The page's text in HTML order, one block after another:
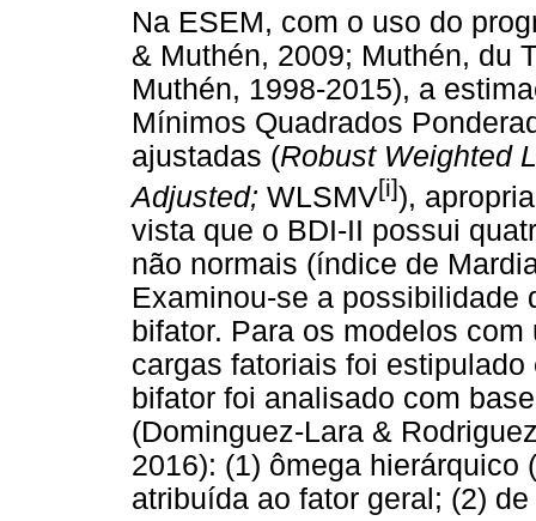
Na ESEM, com o uso do
& Muthén, 2009; Muthén, du
Muthén, 1998-2015), a
Mínimos Quadrados
ajustadas (Robust Weighted
Adjusted; WLSMV[i]),
vista que o BDI-II possui
não normais (índice de
Examinou-se a possibilidade
bifator. Para os modelos
cargas fatoriais foi
bifator foi analisado com
(Dominguez-Lara &
2016): (1) ômega hierárquico (
atribuída ao fator geral; (2)